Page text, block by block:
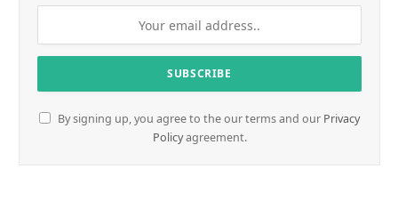
By signing up, you agree to the our terms and our Privacy
Policyagreement.